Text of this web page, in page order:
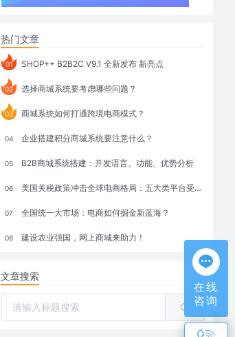
热门文章
01 SHOP++ B2B2C V9.1 全新发布 新亮点
02 选择商城系统要考虑哪些问题？
03 商城系统如何打通跨境电商模式？
04 企业搭建积分商城系统要注意什么？
05 B2B商城系统搭建：开发语言、功能、优势分析
06 美国关税政策冲击全球电商格局：五大类平台受重创，转型与自救成关键
07 全国统一大市场：电商如何掘金新蓝海？
08 建设农业强国，网上商城来助力！
文章搜索
在线
咨询